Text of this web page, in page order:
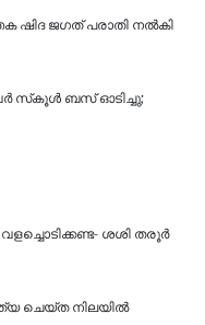
ഷിദ ജഗത് പരാതി നല്‍കി
ബസ് ഓടിച്ചു;
ശശി തരൂർ
ചെയ്ത നിലയില്‍